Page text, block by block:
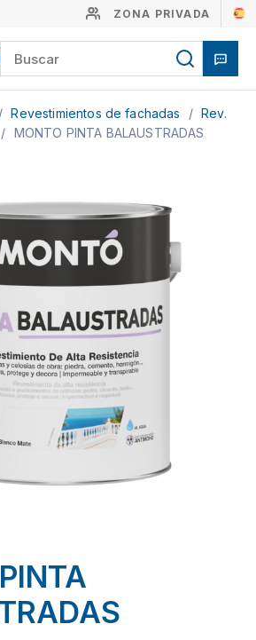
ZONA PRIVADA
/ Revestimientos de fachadas / Rev.
/ MONTO PINTA BALAUSTRADAS